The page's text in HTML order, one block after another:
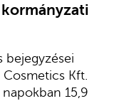
kormányzati
bejegyzései
Kft.
15,9